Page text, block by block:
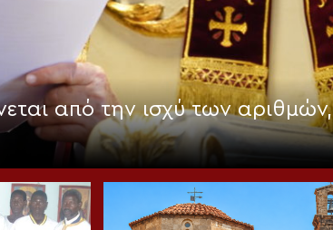
από την ισχύ των αριθμών,